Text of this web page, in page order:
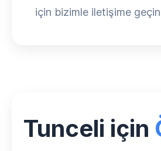
için bizimle iletişime
Tunceli için